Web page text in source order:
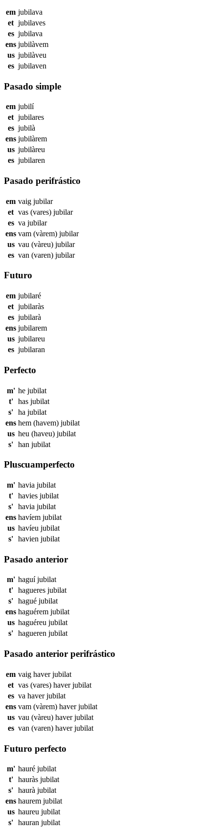
em jubilava
et jubilaves
es jubilava
ens jubilàvem
us jubilàveu
es jubilaven
Pasado simple
em jubilí
et jubilares
es jubilà
ens jubilàrem
us jubilàreu
es jubilaren
Pasado perifrástico
em vaig jubilar
et vas (vares) jubilar
es va jubilar
ens vam (vàrem) jubilar
us vau (vàreu) jubilar
es van (varen) jubilar
Futuro
em jubilaré
et jubilaràs
es jubilarà
ens jubilarem
us jubilareu
es jubilaran
Perfecto
m' he jubilat
t'
has jubilat
s' ha jubilat
ens hem (havem) jubilat
us heu (haveu) jubilat
s' han jubilat
Pluscuamperfecto
m' havia jubilat
t'
havies jubilat
s' havia jubilat
ens havíem jubilat
us havíeu jubilat
s' havien jubilat
Pasado anterior
m' haguíjubilat
t'
hagueres jubilat
s' hagué jubilat
ens haguérem jubilat
us haguéreu jubilat
s' hagueren jubilat
Pasado anterior perifrástico
em vaig haverjubilat
et vas (vares) haverjubilat
es va haverjubilat
ens vam (vàrem) haverjubilat
us vau (vàreu) haverjubilat
es van (varen) haverjubilat
Futuro perfecto
m' hauré jubilat
t'
hauràs jubilat
s' haurà jubilat
ens haurem jubilat
us haureu jubilat
s' hauran jubilat